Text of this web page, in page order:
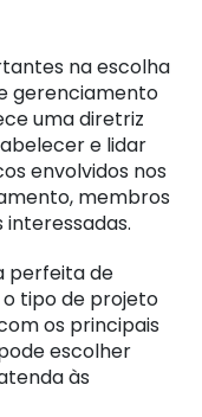
na escolha
gerenciamento
uma diretriz
e lidar
envolvidos nos
membros
perfeita de
tipo de projeto
os principais
escolher
às